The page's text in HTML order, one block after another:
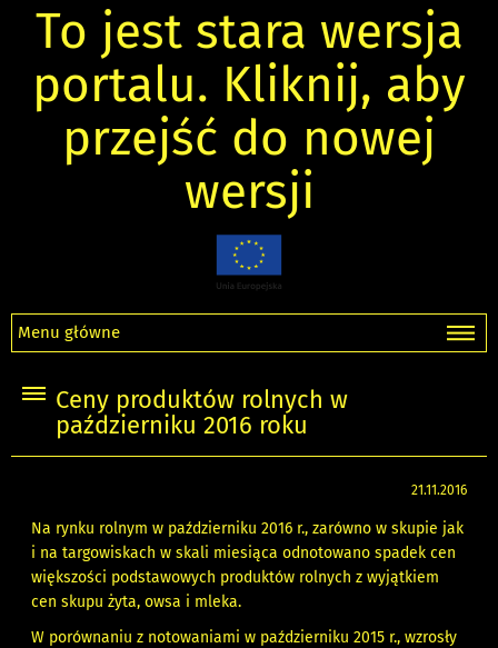
To jest stara wersja
portalu. Kliknij, aby
przejść do nowej
wersji
Menu główne
Ceny produktów rolnych w
październiku 2016 roku
21.11.2016
Na rynku rolnym w październiku 2016 r., zarówno w skupie jak
i na targowiskach w skali miesiąca odnotowano spadek cen
większości podstawowych produktów rolnych z wyjątkiem
cen skupu żyta, owsa i mleka.
W porównaniu z notowaniami w październiku 2015 r., wzrosły